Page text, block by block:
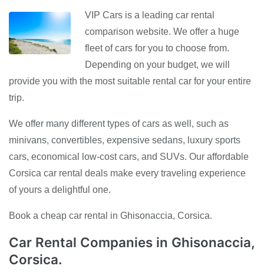
VIP Cars is a leading car rental
comparison website. We offer a huge
fleet of cars for you to choose from.
Depending on your budget, we will
provide you with the most suitable rental car for your entire
trip.
We offer many different types of cars as well, such as
minivans, convertibles, expensive sedans, luxury sports
cars, economical low-cost cars, and SUVs. Our affordable
Corsica car rental deals make every traveling experience
of yours a delightful one.
Book a cheap car rental in Ghisonaccia, Corsica.
Car Rental Companies in Ghisonaccia,
Corsica.